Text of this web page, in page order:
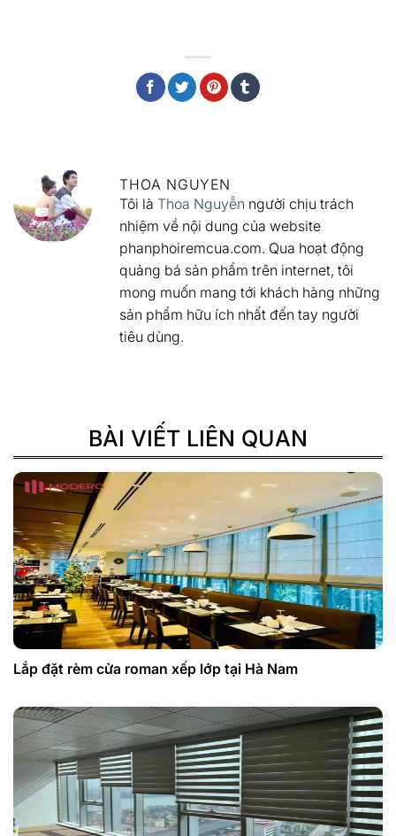
THOA NGUYEN
Tôi là Thoa Nguyễn người chịu trách
nhiệm về nội dung của website
phanphoiremcua.com. Qua hoạt động
quảng bá sản phẩm trên internet, tôi
mong muốn mang tới khách hàng những
sản phẩm hữu ích nhất đến tay người
tiêu dùng.
BÀI VIẾT LIÊN QUAN
Lắp đặt rèm cửa roman xếp lớp tại Hà Nam